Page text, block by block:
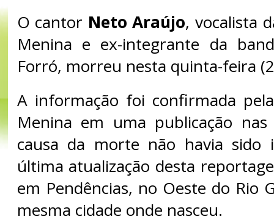
O cantor Neto Araújo, vocalista
Menina e ex-integrante da
Forró, morreu nesta quinta-feira
A informação foi confirmada
Menina em uma publicação
causa da morte não havia sido
última atualização desta
em Pendências, no Oeste do Rio
mesma cidade onde nasceu.